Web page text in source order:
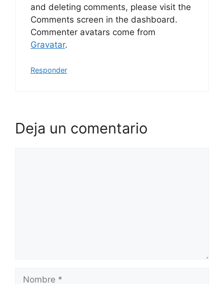
and deleting comments, please visit the
Comments screen in the dashboard.
Commenter avatars come from
Gravatar.
Responder
Deja un comentario